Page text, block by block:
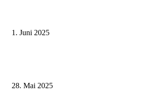
1. Juni 2025
28. Mai 2025